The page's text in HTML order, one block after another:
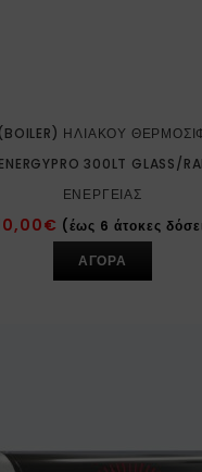
ΗΛΙΑΚΟΎ
300LT GLASS/
ΕΝΈΡΓΕΙΑΣ
€ (έως 6 άτοκες
ΑΓΟΡΑ